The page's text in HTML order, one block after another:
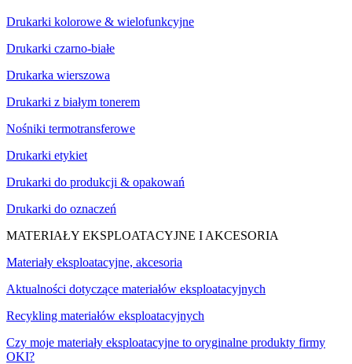
Drukarki kolorowe & wielofunkcyjne
Drukarki czarno-białe
Drukarka wierszowa
Drukarki z białym tonerem
Nośniki termotransferowe
Drukarki etykiet
Drukarki do produkcji & opakowań
Drukarki do oznaczeń
MATERIAŁY EKSPLOATACYJNE I AKCESORIA
Materiały eksploatacyjne, akcesoria
Aktualności dotyczące materiałów eksploatacyjnych
Recykling materiałów eksploatacyjnych
Czy moje materiały eksploatacyjne to oryginalne produkty firmy
OKI?